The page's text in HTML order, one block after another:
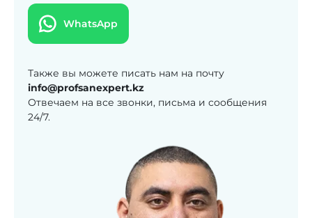
WhatsApp
Также вы можете писать нам на почту
info@profsanexpert.kz
Отвечаем на все звонки, письма и сообщения
24/7.